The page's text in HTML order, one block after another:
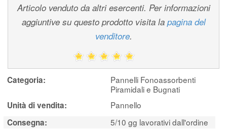
Articolo venduto da altri esercenti. Per informazioni
aggiuntive su questo prodotto visita la pagina del
venditore.
Categoria:
Pannelli Fonoassorbenti
Piramidali e Bugnati
Unità di vendita:
Pannello
Consegna:
5/10 gg lavorativi dall'ordine